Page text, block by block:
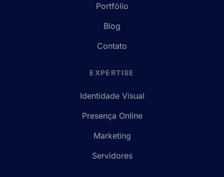
Portfólio
Blog
Contato
EXPERTISE
Identidade Visual
Presença Online
Marketing
Servidores